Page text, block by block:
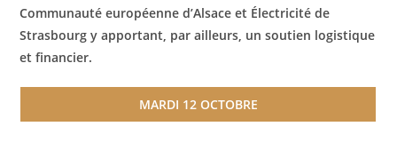
Communauté européenne d’Alsace et Électricité de
Strasbourg y apportant, par ailleurs, un soutien logistique
et financier.
MARDI 12 OCTOBRE